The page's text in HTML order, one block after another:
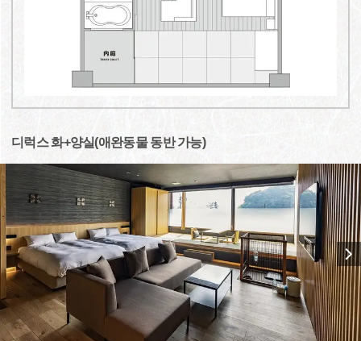
디럭스 화+양실(애완동물 동반 가능)